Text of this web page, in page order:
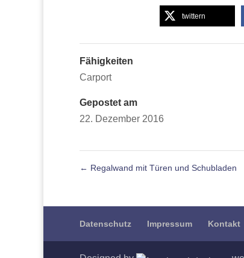
twittern
Fähigkeiten
Carport
Gepostet am
22. Dezember 2016
← Regalwand mit Türen und Schubladen
Datenschutz Impressum Kontakt